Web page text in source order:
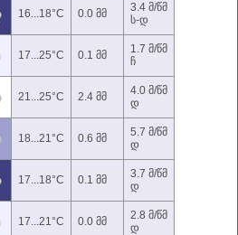
16...18°C 0.0 მმ
3.4 მ/წმ
ს-დ
17...25°C 0.1 მმ
1.7 მ/წმ
ჩ
21...25°C 2.4 მმ
4.0 მ/წმ
დ
18...21°C 0.6 მმ
5.7 მ/წმ
დ
17...18°C 0.1 მმ
3.7 მ/წმ
დ
17...21°C 0.0 მმ
2.8 მ/წმ
დ